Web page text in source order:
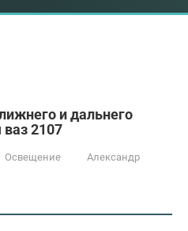
и дальнего
2107
Освещение
Александр